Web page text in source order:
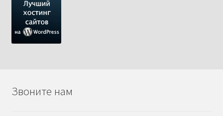
Звоните нам